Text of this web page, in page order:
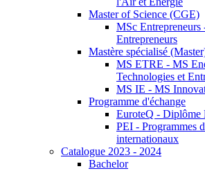
Master of Science (CGE)
MSc
Entrepreneurs
Mastère spécialisé
MS ETRE - MS
Technologies et
MS IE - MS
Programme d'échange
EuroteQ - Diplôme
PEI - Programmes
internationaux
Catalogue 2023 - 2024
Bachelor